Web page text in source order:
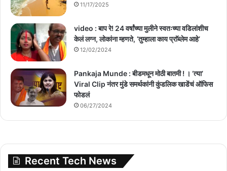
11/17/2025
video : बाप रे! 24 वर्षांच्या मुलीने स्वतःच्या वडिलांशीच
केलं लग्न, लोकांना म्हणते, ‘तुम्हाला काय प्राॅब्लेम आहे’
12/02/2024
Pankaja Munde : बीडमधून मोठी बातमी ! । ‘त्या’
Viral Clip नंतर मुंडे समर्थकांनी कुंडलिक खाडेंचं ऑफिस
फोडलं
06/27/2024
Recent Tech News